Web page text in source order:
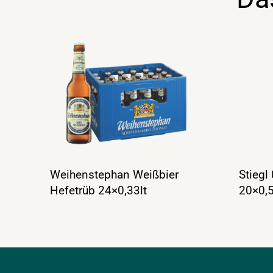
Weihenstephan Weißbier
Hefetrüb 24×0,33lt
Stiegl